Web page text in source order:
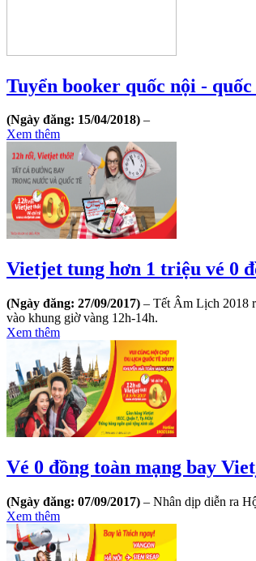
Tuyển booker quốc nội - quốc
(Ngày đăng: 15/04/2018) –
Xem thêm
​Vietjet tung hơn 1 triệu vé 0
(Ngày đăng: 27/09/2017) – Tết Âm Lịch 2018
vào khung giờ vàng 12h-14h.
Xem thêm
Vé 0 đồng toàn mạng bay
(Ngày đăng: 07/09/2017) – Nhân dịp diễn ra
Xem thêm